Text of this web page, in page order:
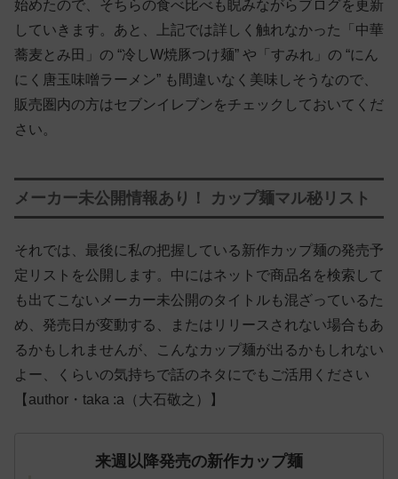
始めたので、そちらの食べ比べも睨みながらブログを更新
していきます。あと、上記では詳しく触れなかった「中華
蕎麦とみ田」の “冷しW焼豚つけ麺” や「すみれ」の “にん
にく唐玉味噌ラーメン” も間違いなく美味しそうなので、
販売圏内の方はセブンイレブンをチェックしておいてくだ
さい。
メーカー未公開情報あり！ カップ麺マル秘リスト
それでは、最後に私の把握している新作カップ麺の発売予
定リストを公開します。中にはネットで商品名を検索して
も出てこないメーカー未公開のタイトルも混ざっているた
め、発売日が変動する、またはリリースされない場合もあ
るかもしれませんが、こんなカップ麺が出るかもしれない
よー、くらいの気持ちで話のネタにでもご活用ください
【author・taka :a（大石敬之）】
来週以降発売の新作カップ麺